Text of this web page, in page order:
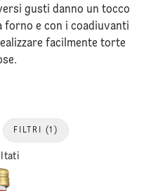
gusti danno un tocco
e con i coadiuvanti
facilmente torte
FILTRI (1)